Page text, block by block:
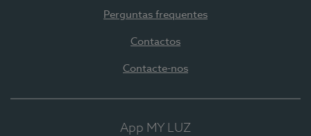
Perguntas frequentes
Contactos
Contacte-nos
App MY LUZ